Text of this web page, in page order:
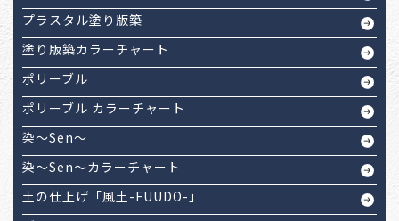
プラスタル塗り版築
塗り版築カラーチャート
ポリーブル
ポリーブル カラーチャート
染～Sen～
染～Sen～カラーチャート
土の仕上げ「風土-FUUDO-」